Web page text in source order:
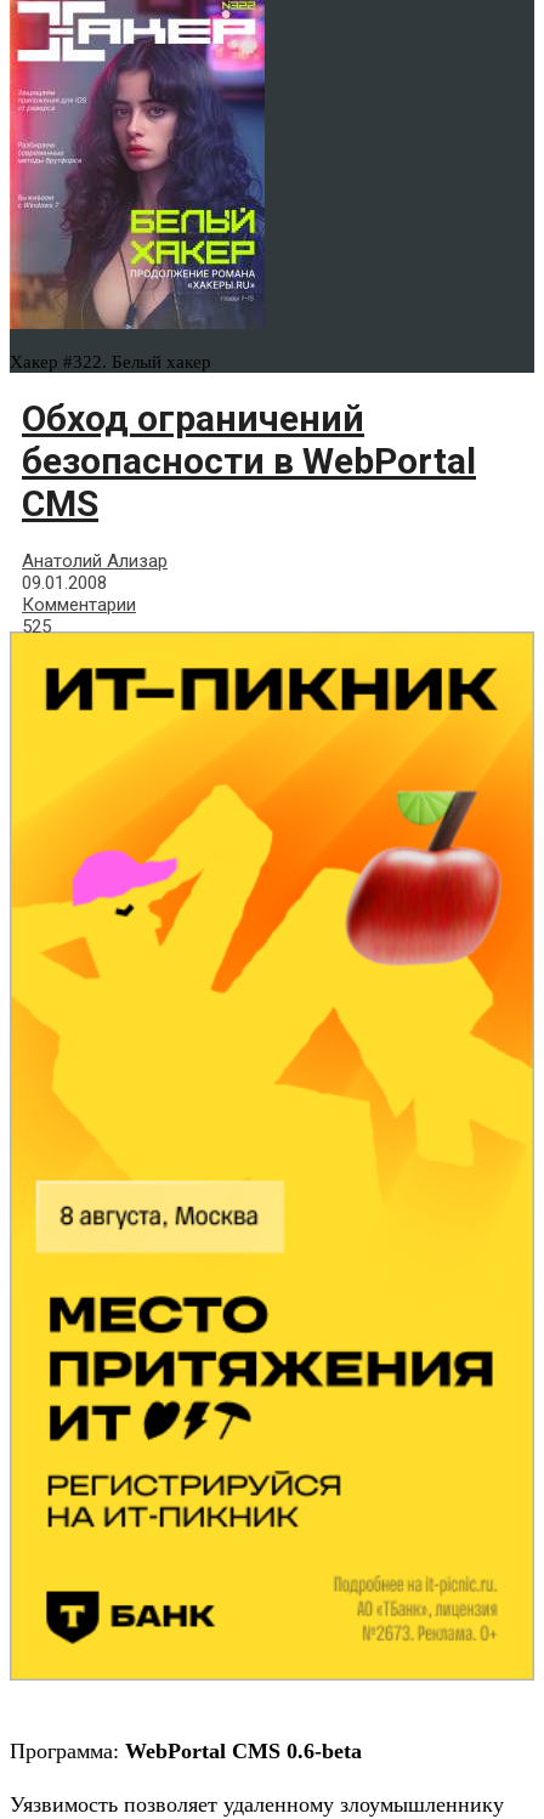
Хакер #322. Белый хакер
Обход ограничений
безопасности в WebPortal
CMS
Анатолий Ализар
09.01.2008
Комментарии
525
Программа: WebPortal CMS 0.6-beta
Уязвимость позволяет удаленному злоумышленнику